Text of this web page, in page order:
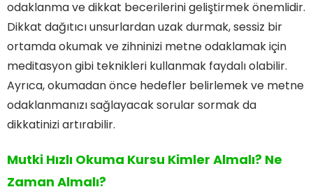
odaklanma ve dikkat becerilerini geliştirmek önemlidir.
Dikkat dağıtıcı unsurlardan uzak durmak, sessiz bir
ortamda okumak ve zihninizi metne odaklamak için
meditasyon gibi teknikleri kullanmak faydalı olabilir.
Ayrıca, okumadan önce hedefler belirlemek ve metne
odaklanmanızı sağlayacak sorular sormak da
dikkatinizi artırabilir.
Mutki Hızlı Okuma Kursu Kimler Almalı? Ne
Zaman Almalı?